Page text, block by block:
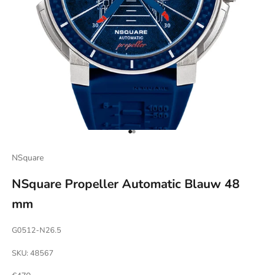
Naar artikel 1
Naar artikel 2
NSquare
NSquare Propeller Automatic Blauw 48
mm
G0512-N26.5
SKU: 48567